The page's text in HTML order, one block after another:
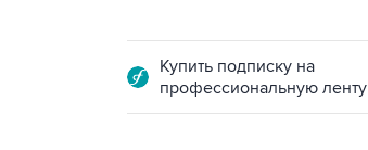
Купить подписку на
профессиональную ленту